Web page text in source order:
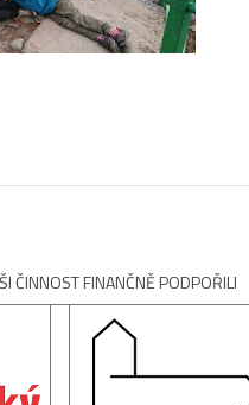
ČINNOST FINANČNĚ PODPOŘILI